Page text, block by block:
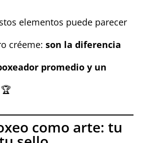
elementos puede parecer
créeme: son la diferencia
promedio y un
como arte: tu